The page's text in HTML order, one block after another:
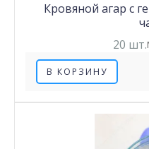
Кровяной агар с
20 шт.
В КОРЗИНУ